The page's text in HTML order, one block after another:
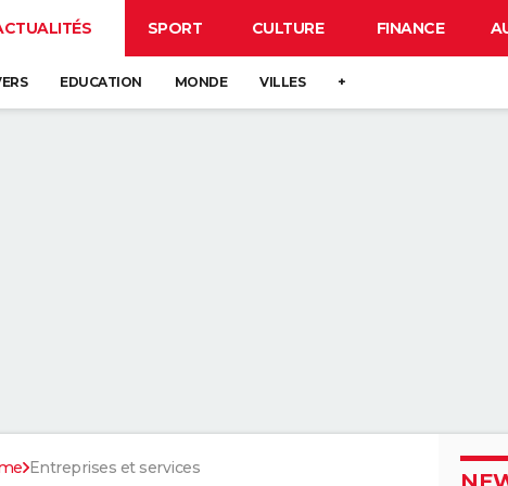
SPORT CULTURE FINANCE
EDUCATION MONDE VILLES +
Entreprises et services